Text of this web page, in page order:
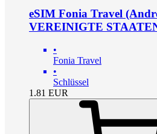
eSIM Fonia Travel
VEREINIGTE
•
Fonia Travel
•
Schlüssel
1.81 EUR